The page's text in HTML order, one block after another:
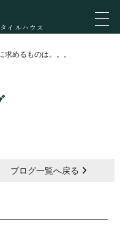
イルハウス
求めるものは。。。
ブログ一覧へ戻る